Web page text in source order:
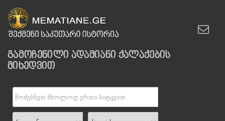
გამოჩენილი ადამიანი ქალაქების
მიხედვით